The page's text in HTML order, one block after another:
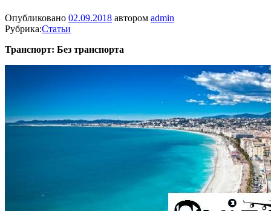
Опубликовано 02.09.2018 автором admin
Рубрика:Статьи
Транспорт: Без транспорта